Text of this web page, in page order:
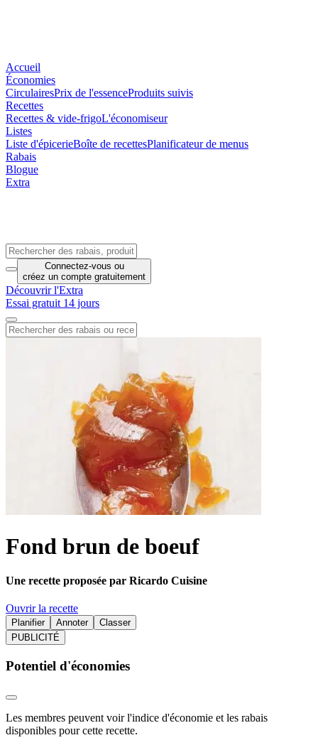
Accueil
Économies
CirculairesPrix de l'essenceProduits suivis
Recettes
Recettes & vide-frigoL'économiseur
Listes
Liste d'épicerieBoîte de recettesPlanificateur de menus
Rabais
Blogue
Extra
Connectez-vous ou
créez un compte gratuitement
Découvrir l'Extra
Essai gratuit 14 jours
Fond brun de boeuf
Une recette proposée par Ricardo Cuisine
Ouvrir la recette
Planifier Annoter
Classer
PUBLICITÉ
Potentiel d'économies
Les membres peuvent voir l'indice d'économie et les rabais
disponibles pour cette recette.